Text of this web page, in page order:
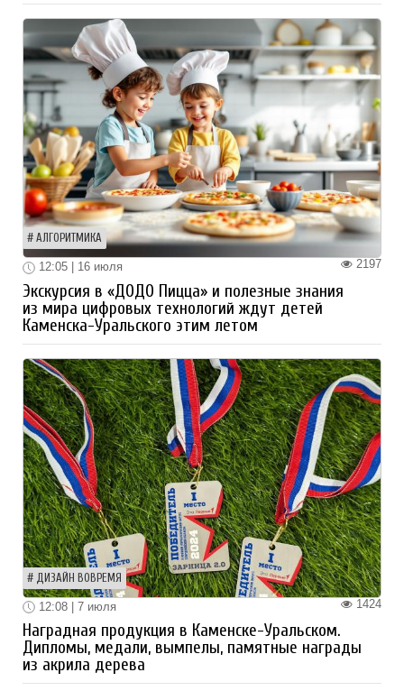
АЛГОРИТМИКА
2197
12:05 | 16 июля
Экскурсия в «ДОДО Пицца» и полезные знания
из мира цифровых технологий ждут детей
Каменска-Уральского этим летом
ДИЗАЙН ВОВРЕМЯ
1424
12:08 | 7 июля
Наградная продукция в Каменске-Уральском.
Дипломы, медали, вымпелы, памятные награды
из акрила дерева